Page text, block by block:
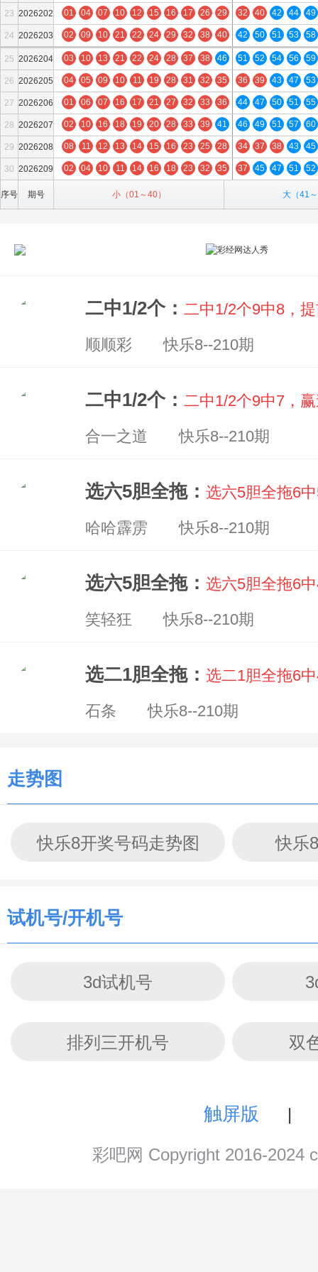
80
23 2026202 01 04 07 10 12 15 16 17 26 29 32 40 42 44 49
78
24 2026203 02 09 10 21 22 24 29 32 38 40 42 50 51 53 58
74
25 2026204 03 10 13 21 22 24 28 37 38 46 51 52 54 56 59
73
26 2026205 04 05 09 10 11 19 28 31 32 35 36 39 43 47 53
79
27 2026206 01 06 07 16 17 21 27 32 33 36 44 47 50 51 55
79
28 2026207 02 10 16 18 19 20 28 33 39 41 46 49 51 57 60
76
29 2026208 08 11 12 13 14 15 16 23 25 28 34 37 38 43 45
77
30 2026209 02 04 10 11 14 16 18 23 32 35 37 45 47 51 52
序号 期号 小（01～40） 大（41
二中1/2个： 二中1/2个9中8，
顺顺彩 快乐8--210期
二中1/2个： 二中1/2个9中7，
合一之道 快乐8--210期
选六5胆全拖： 选六5胆全拖6
哈哈霹雳 快乐8--210期
选六5胆全拖： 选六5胆全拖6
笑轻狂 快乐8--210期
选二1胆全拖： 选二1胆全拖6
石条 快乐8--210期
走势图
快乐8开奖号码走势图 快乐
试机号/开机号
3d试机号
排列三开机号 双
触屏版 |
彩吧网 Copyright 2016-2024